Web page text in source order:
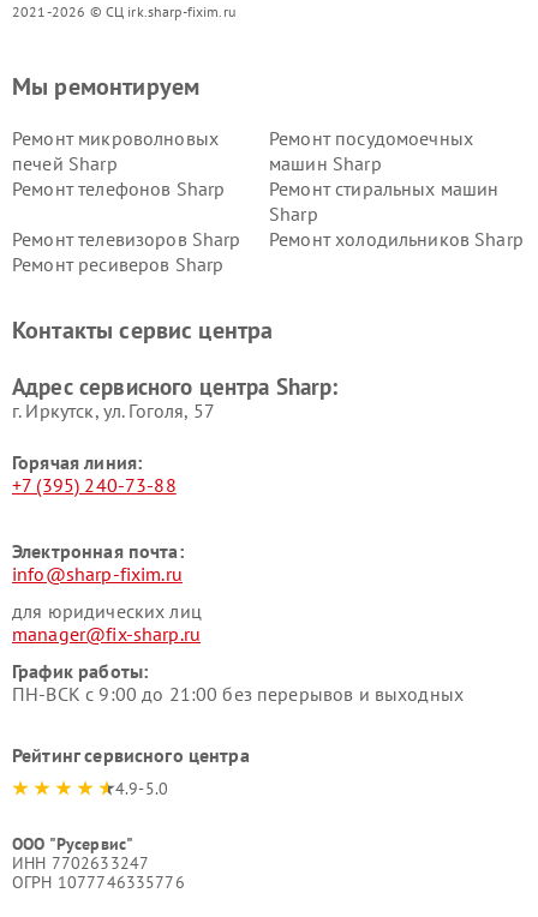
2021-2026 © СЦ irk.sharp-fixim.ru
Мы ремонтируем
Ремонт микроволновых
печей Sharp
Ремонт посудомоечных
машин Sharp
Ремонт телефонов Sharp
Ремонт стиральных машин
Sharp
Ремонт телевизоров Sharp
Ремонт холодильников Sharp
Ремонт ресиверов Sharp
Контакты сервис центра
Адрес сервисного центра Sharp:
г. Иркутск, ул. ​Гоголя, 57
Горячая линия:
+7 (395) 240-73-88
Электронная почта:
info@sharp-fixim.ru
для юридических лиц
manager@fix-sharp.ru
График работы:
ПН-ВСК с 9:00 до 21:00 без перерывов и выходных
Рейтинг сервисного центра
4.9-5.0
ООО "Русервис"
ИНН 7702633247
ОГРН 1077746335776